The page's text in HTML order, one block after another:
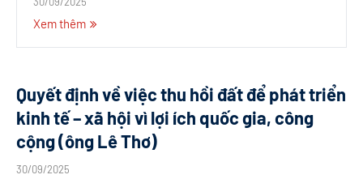
Xem thêm
Quyết định về việc thu hồi đất để phát triển
kinh tế – xã hội vì lợi ích quốc gia, công
cộng (ông Lê Thơ)
30/09/2025